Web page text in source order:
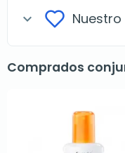
expand_more
Comprados